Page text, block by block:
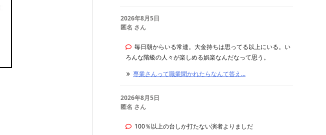
2026年8月5日
匿名 さん
毎日朝からいる常連。大金持ちは思ってる以上にいる。い
ろんな階級の人々が楽しめる娯楽なんだなって思う。
専業さんって職業聞かれたらなんて答え...
2026年8月5日
匿名 さん
100％以上の台しか打たない演者よりましだ